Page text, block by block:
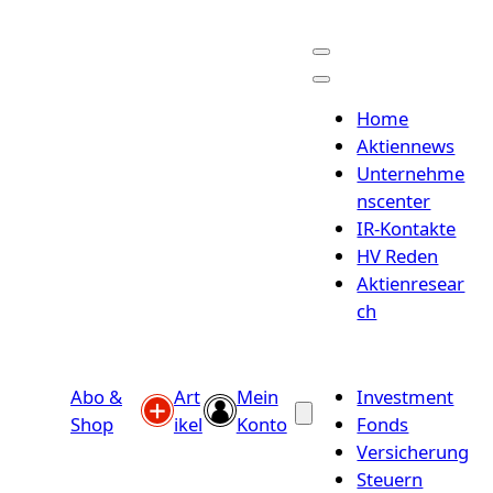
Abo &
Shop
Art
ikel
Mein
Konto
Home
Aktiennews
Unternehme
nscenter
IR-Kontakte
HV Reden
Aktienresear
ch
Investment
Fonds
Versicherung
Steuern